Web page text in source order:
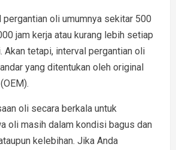
pergantian oli umumnya sekitar 500
jam kerja atau kurang lebih setiap
Akan tetapi, interval pergantian oli
yang ditentukan oleh original
oli secara berkala untuk
oli masih dalam kondisi bagus dan
kelebihan. Jika Anda